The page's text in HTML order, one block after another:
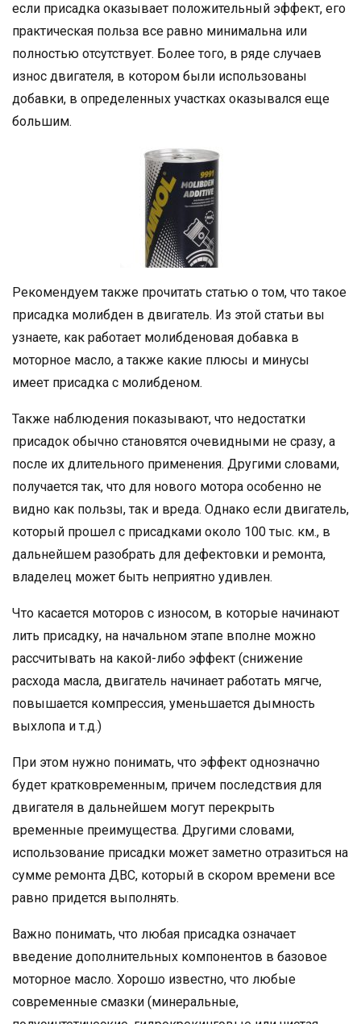
если присадка оказывает положительный эффект, его
практическая польза все равно минимальна или
полностью отсутствует. Более того, в ряде случаев
износ двигателя, в котором были использованы
добавки, в определенных участках оказывался еще
большим.
Рекомендуем также прочитать статью о том, что такое
присадка молибден в двигатель. Из этой статьи вы
узнаете, как работает молибденовая добавка в
моторное масло, а также какие плюсы и минусы
имеет присадка с молибденом.
Также наблюдения показывают, что недостатки
присадок обычно становятся очевидными не сразу, а
после их длительного применения. Другими словами,
получается так, что для нового мотора особенно не
видно как пользы, так и вреда. Однако если двигатель,
который прошел с присадками около 100 тыс. км., в
дальнейшем разобрать для дефектовки и ремонта,
владелец может быть неприятно удивлен.
Что касается моторов с износом, в которые начинают
лить присадку, на начальном этапе вполне можно
рассчитывать на какой-либо эффект (снижение
расхода масла, двигатель начинает работать мягче,
повышается компрессия, уменьшается дымность
выхлопа и т.д.)
При этом нужно понимать, что эффект однозначно
будет кратковременным, причем последствия для
двигателя в дальнейшем могут перекрыть
временные преимущества. Другими словами,
использование присадки может заметно отразиться на
сумме ремонта ДВС, который в скором времени все
равно придется выполнять.
Важно понимать, что любая присадка означает
введение дополнительных компонентов в базовое
моторное масло. Хорошо известно, что любые
современные смазки (минеральные,